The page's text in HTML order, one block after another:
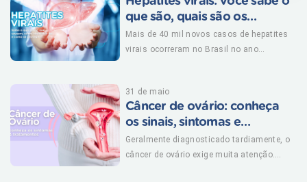
que são, quais são os
sintomas e como se
proteger?
Mais de 40 mil novos casos de hepatites
virais ocorreram no Brasil no ano
31 de maio
Câncer de ovário: conheça
os sinais, sintomas e
tratamentos
Geralmente diagnosticado tardiamente, o
câncer de ovário exige muita atenção.